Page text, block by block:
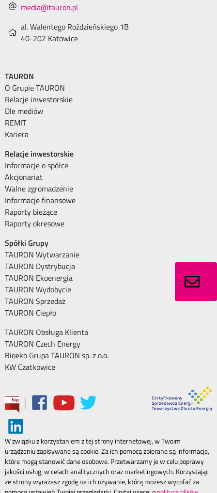
media@tauron.pl
al. Walentego Roździeńskiego 1B
40-202 Katowice
TAURON
O Grupie TAURON
Relacje inwestorskie
Dle mediów
REMIT
Kariera
Relacje inwestorskie
Informacje o spółce
Akcjonariat
Walne zgromadzenie
Informacje finansowe
Raporty bieżące
Raporty okresowe
Spółki Grupy
TAURON Wytwarzanie
TAURON Dystrybucja
TAURON Ekoenergia
TAURON Wydobycie
TAURON Sprzedaż
TAURON Ciepło
TAURON Obsługa Klienta
TAURON Czech Energy
Bioeko Grupa TAURON sp. z o.o.
KW Czatkowice
|
W związku z korzystaniem z tej strony internetowej, w Twoim
urządzeniu zapisywane są cookie. Za ich pomocą zbierane są informacje,
które mogą stanowić dane osobowe. Przetwarzamy je w celu poprawy
jakości usług, w celach analitycznych oraz marketingowych. Korzystając
ze strony wyrażasz zgodę na ich używanie, którą możesz wycofać za